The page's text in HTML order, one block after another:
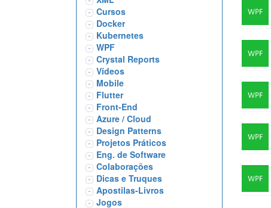
Cursos
Docker
Kubernetes
WPF
Crystal Reports
Vídeos
Mobile
Flutter
Front-End
Azure / Cloud
Design Patterns
Projetos Práticos
Eng. de Software
Colaborações
Dicas e Truques
Apostilas-Livros
Jogos